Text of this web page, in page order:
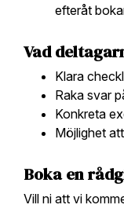
efteråt
Vad
Klara
Raka svar
Konkreta
Möjlighet
Boka en
Vill ni att vi